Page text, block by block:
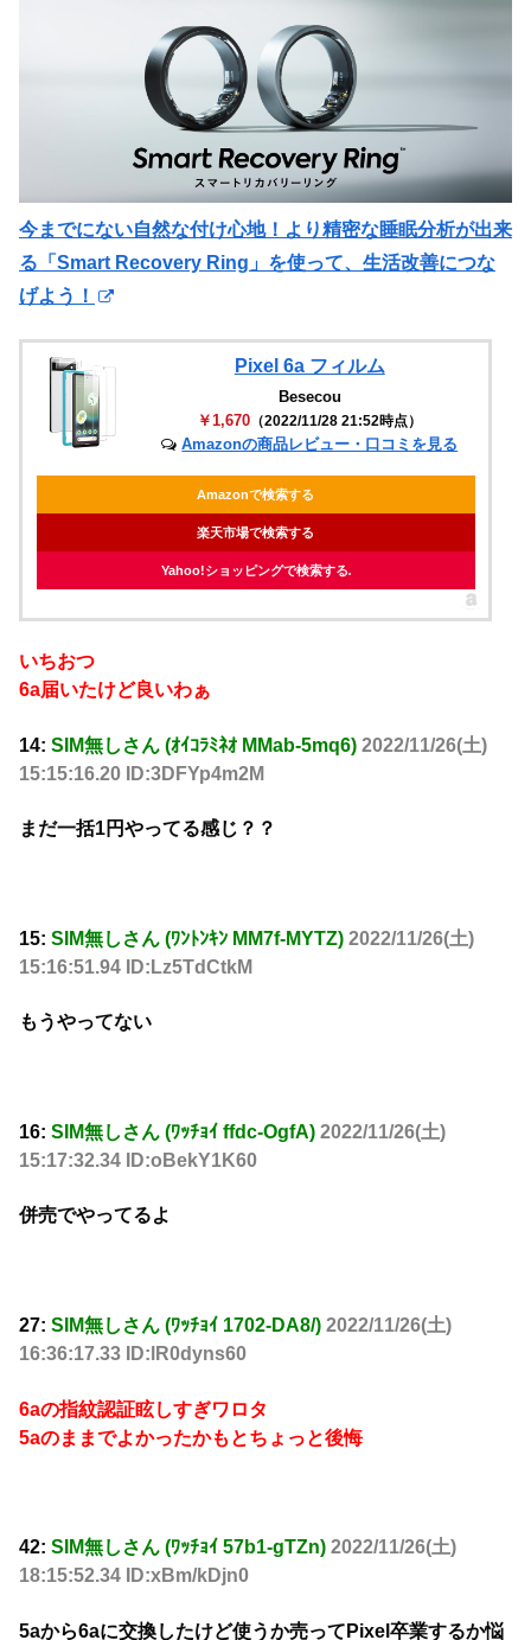
今までにない自然な付け心地！より精密な睡眠分析が出来
る「Smart Recovery Ring」を使って、生活改善につな
げよう！
Pixel 6a フィルム
Besecou
￥1,670 （2022/11/28 21:52時点）
Amazonの商品レビュー・口コミを見る
Amazonで検索する
楽天市場で検索する
Yahoo!ショッピングで検索する
いちおつ
6a届いたけど良いわぁ
14: SIM無しさん (ｵｲｺﾗﾐﾈｵ MMab-5mq6) 2022/11/26(土)
15:15:16.20 ID:3DFYp4m2M
まだ一括1円やってる感じ？？
15: SIM無しさん (ﾜﾝﾄﾝｷﾝ MM7f-MYTZ) 2022/11/26(土)
15:16:51.94 ID:Lz5TdCtkM
もうやってない
16: SIM無しさん (ﾜｯﾁｮｲ ffdc-OgfA) 2022/11/26(土)
15:17:32.34 ID:oBekY1K60
併売でやってるよ
27: SIM無しさん (ﾜｯﾁｮｲ 1702-DA8/) 2022/11/26(土)
16:36:17.33 ID:lR0dyns60
6aの指紋認証眩しすぎワロタ
5aのままでよかったかもとちょっと後悔
42: SIM無しさん (ﾜｯﾁｮｲ 57b1-gTZn) 2022/11/26(土)
18:15:52.34 ID:xBm/kDjn0
5aから6aに交換したけど使うか売ってPixel卒業するか悩